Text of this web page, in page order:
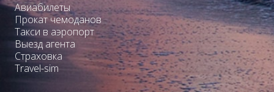
Авиабилеты
Прокат чемоданов
Такси в аэропорт
Выезд агента
Страховка
Travel-sim